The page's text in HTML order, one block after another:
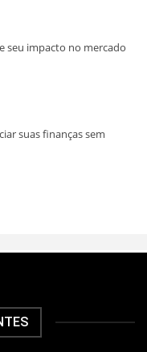
seu impacto no mercado
suas finanças sem